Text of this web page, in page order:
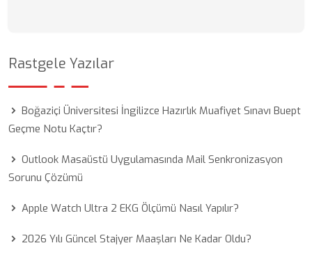
Rastgele Yazılar
Boğaziçi Üniversitesi İngilizce Hazırlık Muafiyet Sınavı Buept
Geçme Notu Kaçtır?
Outlook Masaüstü Uygulamasında Mail Senkronizasyon
Sorunu Çözümü
Apple Watch Ultra 2 EKG Ölçümü Nasıl Yapılır?
2026 Yılı Güncel Stajyer Maaşları Ne Kadar Oldu?